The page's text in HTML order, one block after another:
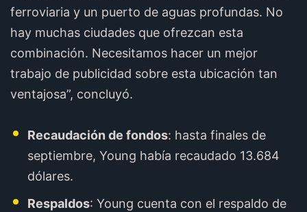
ferroviaria y un puerto de aguas profundas. No
hay muchas ciudades que ofrezcan esta
combinación. Necesitamos hacer un mejor
trabajo de publicidad sobre esta ubicación tan
ventajosa”, concluyó.
Recaudación de fondos: hasta finales de
septiembre, Young había recaudado 13.684
dólares.
Respaldos: Young cuenta con el respaldo de